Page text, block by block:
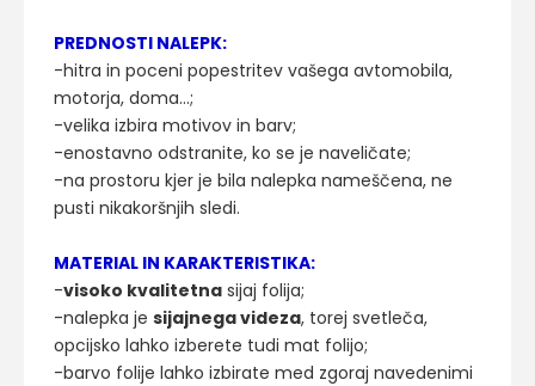
PREDNOSTI NALEPK:
-hitra in poceni popestritev vašega avtomobila,
motorja, doma...;
-velika izbira motivov in barv;
-enostavno odstranite, ko se je naveličate;
-na prostoru kjer je bila nalepka nameščena, ne
pusti nikakoršnjih sledi.
MATERIAL IN KARAKTERISTIKA:
-visoko kvalitetna sijaj folija;
-nalepka je sijajnega videza, torej svetleča,
opcijsko lahko izberete tudi mat folijo;
-barvo folije lahko izbirate med zgoraj navedenimi